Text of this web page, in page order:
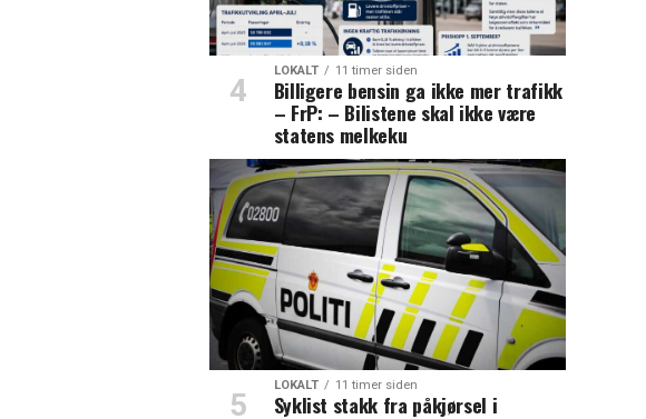
LOKALT 11 timer siden
Billigere bensin ga ikke mer trafikk
– FrP: – Bilistene skal ikke være
statens melkeku
LOKALT 11 timer siden
Syklist stakk fra påkjørsel i